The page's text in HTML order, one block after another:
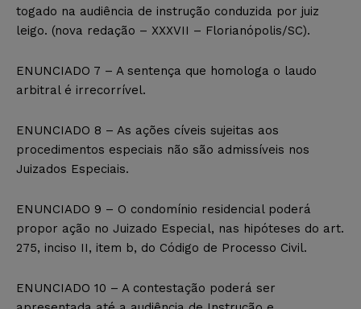
togado na audiência de instrução conduzida por juiz
leigo. (nova redação – XXXVII – Florianópolis/SC).
ENUNCIADO 7 – A sentença que homologa o laudo
arbitral é irrecorrível.
ENUNCIADO 8 – As ações cíveis sujeitas aos
procedimentos especiais não são admissíveis nos
Juizados Especiais.
ENUNCIADO 9 – O condomínio residencial poderá
propor ação no Juizado Especial, nas hipóteses do art.
275, inciso II, item b, do Código de Processo Civil.
ENUNCIADO 10 – A contestação poderá ser